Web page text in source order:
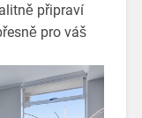
připraví
pro váš